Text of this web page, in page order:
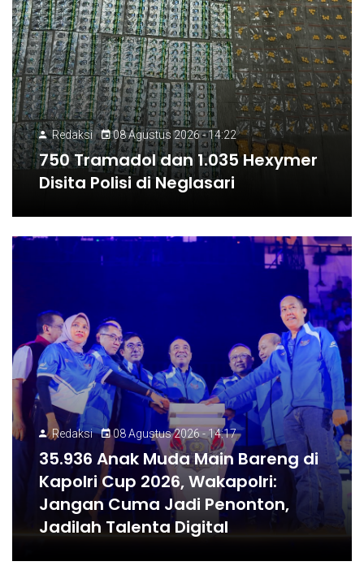
Redaksi 08 Agustus 2026 - 14:22
750 Tramadol dan 1.035 Hexymer
Disita Polisi di Neglasari
Redaksi 08 Agustus 2026 - 14:17
35.936 Anak Muda Main Bareng di
Kapolri Cup 2026, Wakapolri:
Jangan Cuma Jadi Penonton,
Jadilah Talenta Digital